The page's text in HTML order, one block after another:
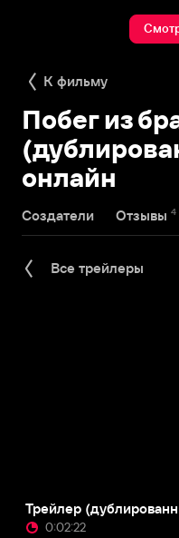
К фильму
Побег из
онлайн
Создатели Отзывы 4
Все трейлеры
Трейлер
0:02:22